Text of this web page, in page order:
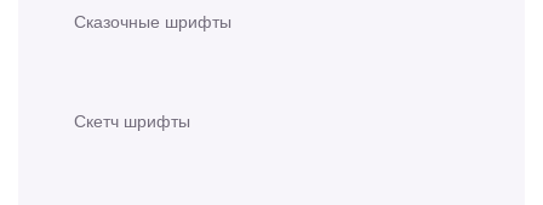
Сказочные шрифты
Скетч шрифты